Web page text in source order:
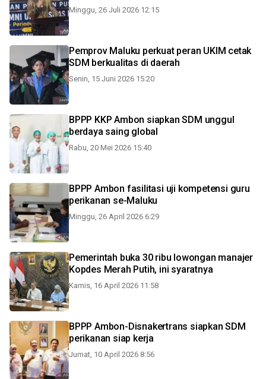
Minggu, 26 Juli 2026 12:15
Pemprov Maluku perkuat peran UKIM cetak
SDM berkualitas di daerah
Senin, 15 Juni 2026 15:20
BPPP KKP Ambon siapkan SDM unggul
berdaya saing global
Rabu, 20 Mei 2026 15:40
BPPP Ambon fasilitasi uji kompetensi guru
perikanan se-Maluku
Minggu, 26 April 2026 6:29
Pemerintah buka 30 ribu lowongan manajer
Kopdes Merah Putih, ini syaratnya
Kamis, 16 April 2026 11:58
BPPP Ambon-Disnakertrans siapkan SDM
perikanan siap kerja
Jumat, 10 April 2026 8:56